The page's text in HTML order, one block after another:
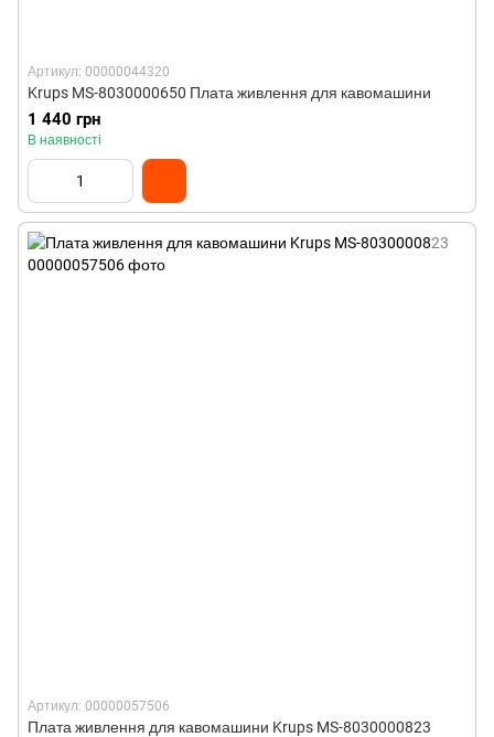
Артикул: 00000044320
Krups MS-8030000650 Плата живлення для кавомашини
1 440 грн
В наявності
Артикул: 00000057506
Плата живлення для кавомашини Krups MS-8030000823